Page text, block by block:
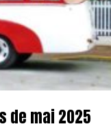
de mai 2025